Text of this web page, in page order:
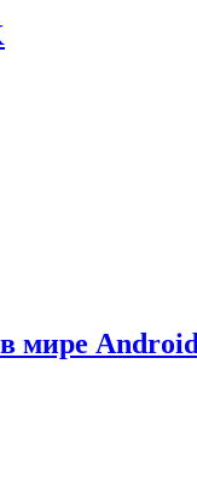
мире